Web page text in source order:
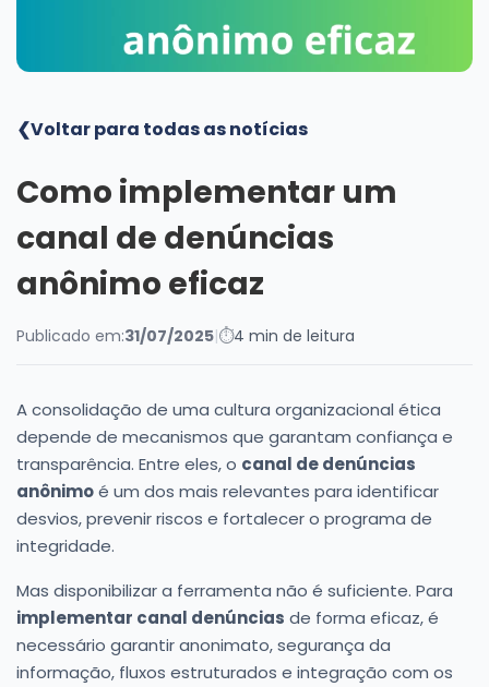
❮Voltar para todas as notícias
Como implementar um
canal de denúncias
anônimo eficaz
Publicado em:31/07/2025|⏱4 min de leitura
A consolidação de uma cultura organizacional ética
depende de mecanismos que garantam confiança e
transparência. Entre eles, o canal de denúncias
anônimoé um dos mais relevantes para identificar
desvios, prevenir riscos e fortalecer o programa de
integridade.
Mas disponibilizar a ferramenta não é suficiente. Para
implementar canal denúncias de forma eficaz, é
necessário garantir anonimato, segurança da
informação, fluxos estruturados e integração com os